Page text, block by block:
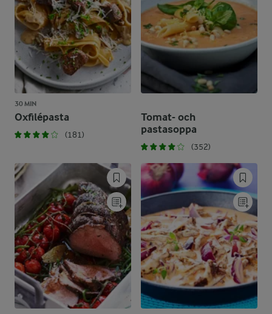
30 MIN
Oxfilépasta
(181)
Tomat- och
pastasoppa
(352)